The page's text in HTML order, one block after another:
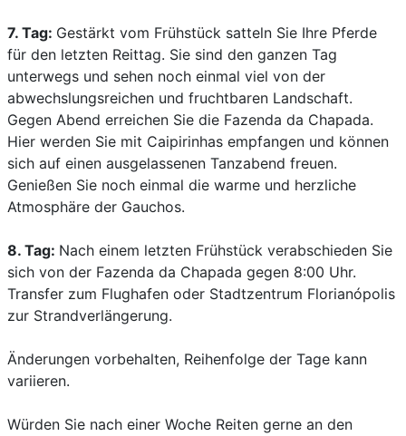
7. Tag: Gestärkt vom Frühstück satteln Sie Ihre Pferde
für den letzten Reittag. Sie sind den ganzen Tag
unterwegs und sehen noch einmal viel von der
abwechslungsreichen und fruchtbaren Landschaft.
Gegen Abend erreichen Sie die Fazenda da Chapada.
Hier werden Sie mit Caipirinhas empfangen und können
sich auf einen ausgelassenen Tanzabend freuen.
Genießen Sie noch einmal die warme und herzliche
Atmosphäre der Gauchos.
8. Tag: Nach einem letzten Frühstück verabschieden Sie
sich von der Fazenda da Chapada gegen 8:00 Uhr.
Transfer zum Flughafen oder Stadtzentrum Florianópolis
zur Strandverlängerung.
Änderungen vorbehalten, Reihenfolge der Tage kann
variieren.
Würden Sie nach einer Woche Reiten gerne an den